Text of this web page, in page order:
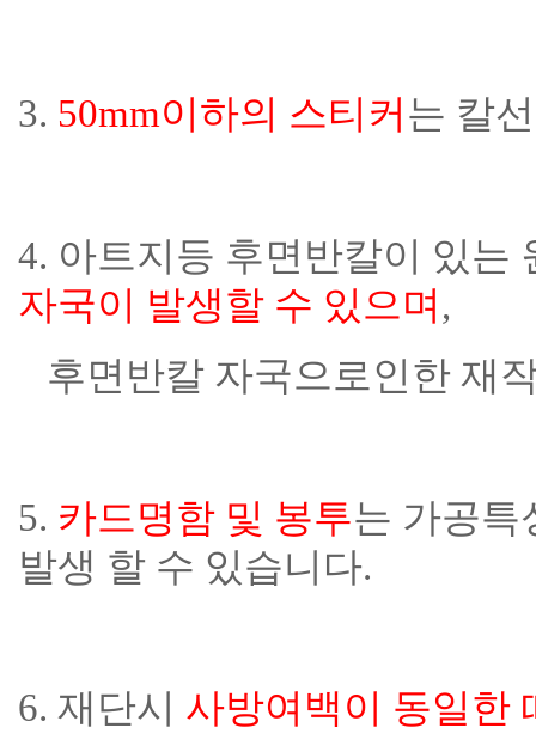
3. 50mm이하의 스티커 는 칼
4. 아트지등 후면반칼이 있는
자국이 발생할 수 있으며 ,
후면반칼 자국으로인한 재
5. 카드명함 및 봉투는 가공특
발생 할 수 있습니다.
6. 재단시 사방여백이 동일한